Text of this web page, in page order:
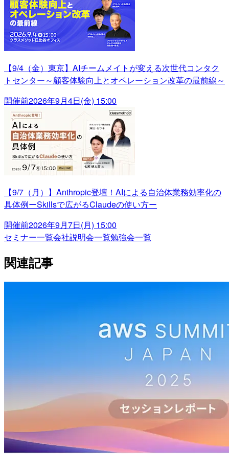
【9/4（金）東京】AIチームメイトが変える次世代コンタク
トセンター～顧客体験向上とオペレーション改革の最前線～
開催前2026年9月4日(金) 15:00
【9/7（月）】Anthropic登壇！AIによる自治体業務効率化の
具体例ーSkillsで広がるClaudeの使い方ー
開催前2026年9月7日(月) 15:00
セミナー一覧会社説明会一覧勉強会一覧
関連記事